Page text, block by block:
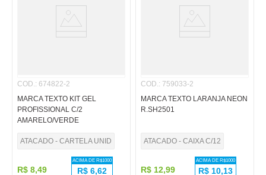
COD.: 674822-2
MARCA TEXTO KIT GEL
PROFISSIONAL C/2
AMARELO/VERDE
ATACADO - CARTELA UNID
R$ 8,49
ACIMA DE R$1000
R$ 6,62
COD.: 759033-2
MARCA TEXTO LARANJA NEON
R.SH2501
ATACADO - CAIXA C/12
R$ 12,99
ACIMA DE R$1000
R$ 10,13